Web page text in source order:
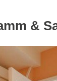
&